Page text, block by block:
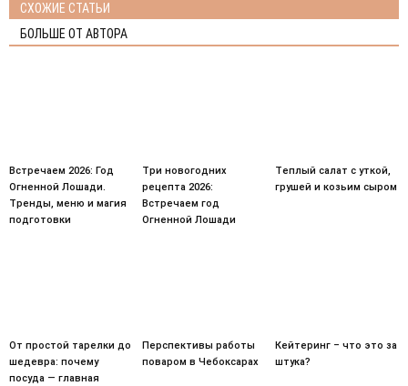
СХОЖИЕ СТАТЬИ
БОЛЬШЕ ОТ АВТОРА
Встречаем 2026: Год
Огненной Лошади.
Тренды, меню и магия
подготовки
Три новогодних
рецепта 2026:
Встречаем год
Огненной Лошади
Теплый салат с уткой,
грушей и козьим сыром
От простой тарелки до
шедевра: почему
посуда — главная
Перспективы работы
поваром в Чебоксарах
Кейтеринг – что это за
штука?